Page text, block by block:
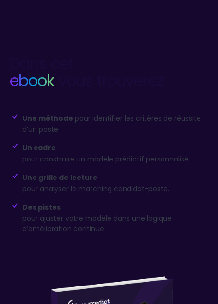
ebook
Une méthode pour identifier les critères de réussite
d’un poste.
Un cadre
pour construire un modèle prédictif personnalisé.
Une grille de lecture
pour analyser le matching candidat-poste.
Des pistes
pour ajuster votre modèle dans une logique
d’amélioration continue.